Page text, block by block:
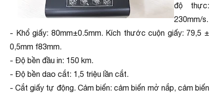
độ thực:
230mm/s.
- Khổ giấy: 80mm±0.5mm. Kích thước cuộn giấy: 79,5 ±
0,5mm f83mm.
- Độ bền đầu in: 150 km.
- Độ bền dao cắt: 1,5 triệu lần cắt.
- Cắt giấy tự động. Cảm biến: cảm biến mở nắp, cảm biến